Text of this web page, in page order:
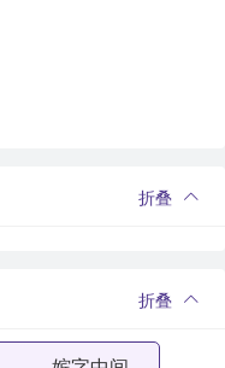
折叠
折叠